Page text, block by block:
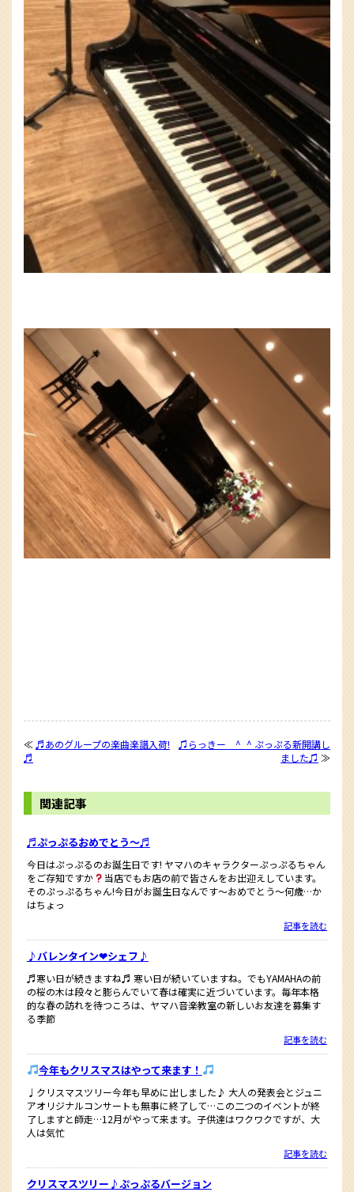
≪ ♬あのグループの楽曲楽譜入荷!
♬
♫らっきー ^_^ ぷっぷる新開講し
ました♫ ≫
関連記事
♬ぷっぷるおめでとう〜♬
今日はぷっぷるのお誕生日です! ヤマハのキャラクターぷっぷるちゃん
をご存知ですか
当店でもお店の前で皆さんをお出迎えしています。
そのぷっぷるちゃん!今日がお誕生日なんです〜おめでとう〜何歳…か
はちょっ
記事を読む
♪バレンタイン❤︎シェフ♪
♬寒い日が続きますね♬ 寒い日が続いていますね。でもYAMAHAの前
の桜の木は段々と膨らんでいて春は確実に近づいています。毎年本格
的な春の訪れを待つころは、ヤマハ音楽教室の新しいお友達を募集す
る季節
記事を読む
今年もクリスマスはやって来ます！
♩クリスマスツリー今年も早めに出しました♪ 大人の発表会とジュニ
アオリジナルコンサートも無事に終了して…この二つのイベントが終
了しますと師走…12月がやって来ます。子供達はワクワクですが、大
人は気忙
記事を読む
クリスマスツリー♪ぷっぷるバージョン